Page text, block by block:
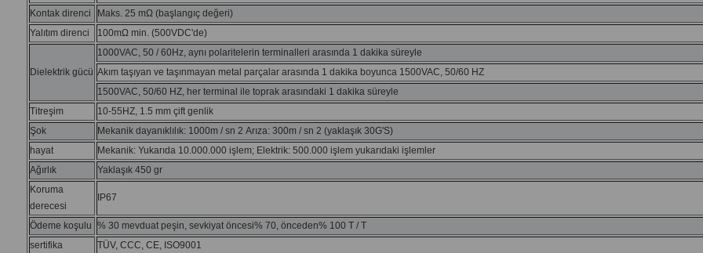
Kontak direnci
Maks. 25 mΩ (başlangıç ​​değeri)
Yalıtım direnci
100mΩ min. (500VDC'de)
Dielektrik gücü
1000VAC, 50 / 60Hz, aynı polaritelerin terminalleri arasında 1 dakika süreyle
Akım taşıyan ve taşınmayan metal parçalararasında 1 dakika boyunca 1500VAC, 50/60 HZ
1500VAC, 50/60 HZ, her terminal ile toprak arasındaki 1 dakika süreyle
Titreşim
10-55HZ, 1.5 mm çift genlik
Şok
Mekanik dayanıklılık: 1000m / sn 2 Arıza: 300m / sn 2 (yaklaşık 30G'S)
hayat
Mekanik: Yukarıda 10.000.000 işlem; Elektrik: 500.000 işlem yukarıdaki işlemler
Ağırlık
Yaklaşık 450 gr
Koruma
derecesi
IP67
Ödeme koşulu % 30 mevduat peşin, sevkiyat öncesi% 70, önceden% 100 T / T
sertifika
TÜV, CCC, CE, ISO9001